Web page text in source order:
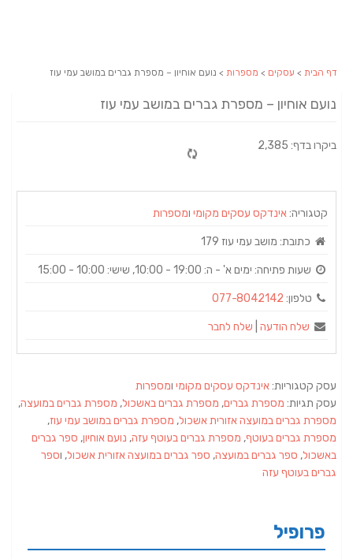
דף הבית > עסקים > מספרות > נועם אוחיון – מספרת גברים במושב עמי עוז
נועם אוחיון – מספרת גברים במושב עמי עוז
ביקרו בדף: 2,385
קטגוריה:אינדקס עסקים מקומי ומספרות
כתובת: מושב עמי עוז 179
שעות פתיחה: ימים א' - ה: 19:00‏ - ‏10:00‏‏, שישי: 10:00 - 15:00
טלפון: 077-8042142
שלח הודעה שלח לחבר
עסק קטגוריות:אינדקס עסקים מקומי ומספרות
עסק תגיות: מספרת גברים, מספרת גברים באשכול, מספרת גברים במועצה,
מספרת גברים במועצה אזורית אשכול, מספרת גברים במושב עמי עוז,
מספרת גברים בעוטף, מספרת גברים בעוטף עזה, נועם אוחיון, ספר גברים
באשכול, ספר גברים במועצה, ספר גברים במועצה אזורית אשכול, וספר
גברים בעוטף עזה
פרופיל